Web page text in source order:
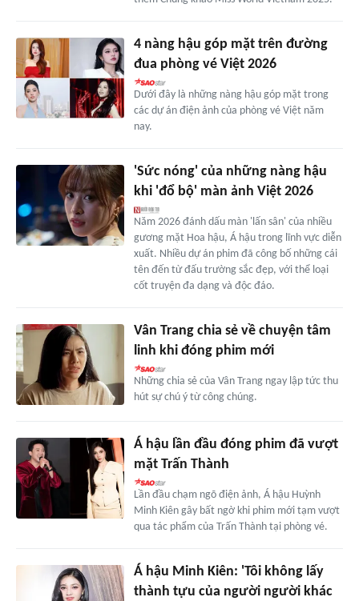
4 nàng hậu góp mặt trên đường
đua phòng vé Việt 2026
Dưới đây là những nàng hậu góp mặt trong
các dự án điện ảnh của phòng vé Việt năm
nay.
'Sức nóng' của những nàng hậu
khi 'đổ bộ' màn ảnh Việt 2026
Năm 2026 đánh dấu màn 'lấn sân' của nhiều
gương mặt Hoa hậu, Á hậu trong lĩnh vực diễn
xuất. Nhiều dự án phim đã công bố những cái
tên đến từ đấu trường sắc đẹp, với thể loại
cốt truyện đa dạng và độc đáo.
Vân Trang chia sẻ về chuyện tâm
linh khi đóng phim mới
Những chia sẻ của Vân Trang ngay lập tức thu
hút sự chú ý từ công chúng.
Á hậu lần đầu đóng phim đã vượt
mặt Trấn Thành
Lần đầu chạm ngõ điện ảnh, Á hậu Huỳnh
Minh Kiên gây bất ngờ khi phim mới tạm vượt
qua tác phẩm của Trấn Thành tại phòng vé.
Á hậu Minh Kiên: 'Tôi không lấy
thành tựu của người người khác